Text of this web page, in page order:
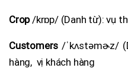
Crop/krɒp/ (Danh từ): vụ
Customers /ˈkʌstəmɚz/
hàng, vị khách hàng